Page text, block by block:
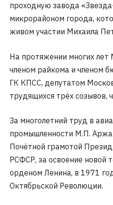
проходную завода
микрорайоном города,
живом участии Михаила
На протяжении многих
членом райкома и членом
ГК КПСС, депутатом
трудящихся трёх созывов,
За многолетний труд в
промышленности М.П.
Почётной грамотой
РСФСР, за освоение новой
орденом Ленина, в 1971
Октябрьской Революции.